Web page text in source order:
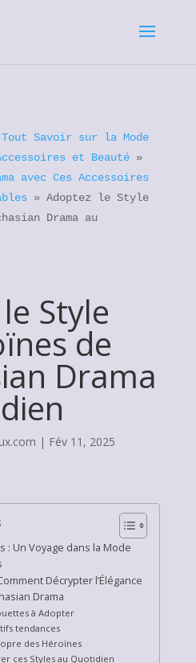
Tout Savoir sur la Mode
et Beauté»
avec Ces Accessoires
» Adoptez le Style
Drama au
Style
de
Drama
| Fév 11, 2025
: Un Voyage dans la Mode
Décrypter l’Élégance
Drama
à Adopter
tendances
des Héroïnes
ces Styles au Quotidien